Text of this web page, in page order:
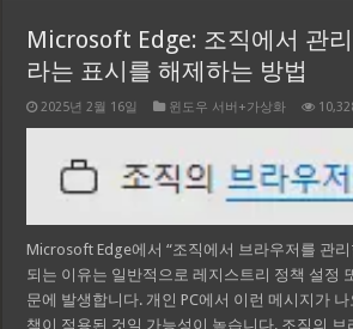
Microsoft Edge: 조직에서 관
라는 표시를 해제하는 방법
2025년 2월 16일 윈도우 서버+가상화
Microsoft Edge에서 “조직에서 브라우저를 관
되는 이유는 일반적으로 레지스트리 정책 설정
문에 발생합니다. 개인 PC에서 이런 메시지가
책이 적용된 것일 가능성이 높습니다. 조직의 브